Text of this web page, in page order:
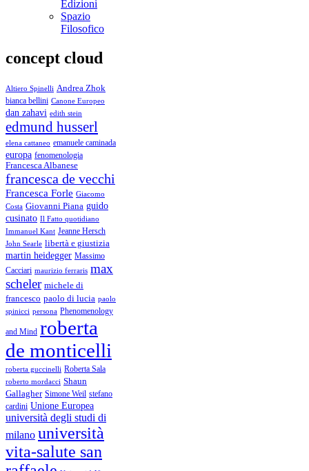
Edizioni
Spazio
Filosofico
concept cloud
Altiero Spinelli Andrea Zhok
bianca bellini Canone Europeo
dan zahavi edith stein
edmund husserl
elena cattaneo emanuele caminada
europa fenomenologia
Francesca Albanese
francesca de vecchi
Francesca Forle Giacomo
Costa Giovanni Piana guido
cusinato Il Fatto quotidiano
Immanuel Kant Jeanne Hersch
John Searle libertà e giustizia
martin heidegger Massimo
Cacciari maurizio ferraris max
scheler michele di
francesco paolo di lucia paolo
spinicci persona Phenomenology
and Mind roberta
de monticelli
roberta guccinelli Roberta Sala
roberto mordacci Shaun
Gallagher Simone Weil stefano
cardini Unione Europea
università degli studi di
milano università
vita-salute san